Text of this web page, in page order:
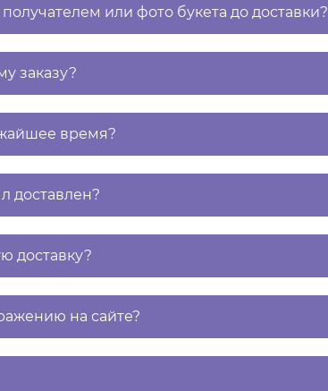
или фото букета до доставки?
заказу?
время?
доставлен?
доставку?
на сайте?